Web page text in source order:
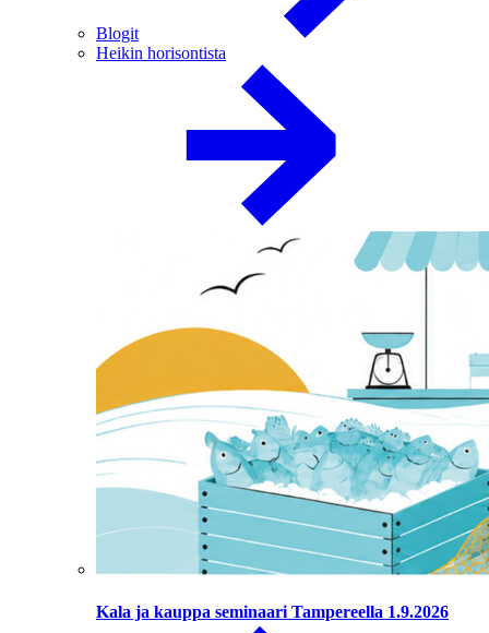
Blogit
Heikin horisontista
Kala ja kauppa seminaari Tampereella 1.9.2026